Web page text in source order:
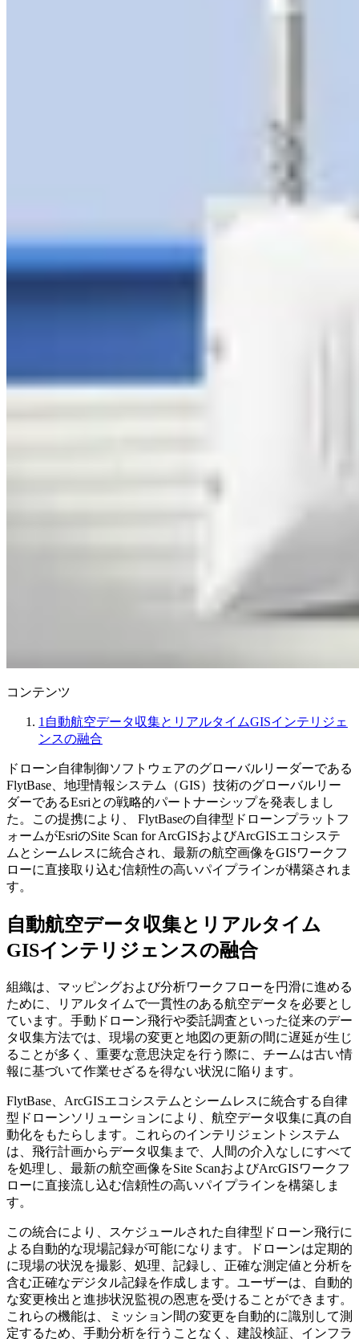
コンテンツ
1 自動航空データ収集とリアルタイムGISインテリジェ
ンスの融合
ドローン自律制御ソフトウェアのグローバルリーダーである
FlytBase、地理情報システム（GIS）技術のグローバルリー
ダーであるEsriとの戦略的パートナーシップを発表しまし
た。この提携により、 FlytBaseの自律型ドローンプラットフ
ォームがEsriのSite Scan for ArcGISおよびArcGISエコシステ
ムとシームレスに統合され、最新の航空画像をGISワークフ
ローに直接取り込む信頼性の高いパイプラインが構築されま
す。
自動航空データ収集とリアルタイム
GISインテリジェンスの融合
組織は、マッピングおよび分析ワークフローを円滑に進める
ために、リアルタイムで一貫性のある航空データを必要とし
ています。手動ドローン飛行や委託調査といった従来のデー
タ収集方法では、現場の変更と地図の更新の間に遅延が生じ
ることが多く、重要な意思決定を行う際に、チームは古い情
報に基づいて作業せざるを得ない状況に陥ります。
FlytBase、ArcGISエコシステムとシームレスに統合する自律
型ドローンソリューションにより、航空データ収集に真の自
動化をもたらします。これらのインテリジェントシステム
は、飛行計画からデータ収集まで、人間の介入なしにすべて
を処理し、最新の航空画像をSite ScanおよびArcGISワークフ
ローに直接流し込む信頼性の高いパイプラインを構築しま
す。
この統合により、スケジュールされた自律型ドローン飛行に
よる自動的な現場記録が可能になります。ドローンは定期的
に現場の状況を撮影、処理、記録し、正確な測定値と分析を
含む正確なデジタル記録を作成します。ユーザーは、自動的
な変更検出と進捗状況監視の恩恵を受けることができます。
これらの機能は、ミッション間の変更を自動的に識別して測
定するため、手動分析を行うことなく、建設検証、インフラ